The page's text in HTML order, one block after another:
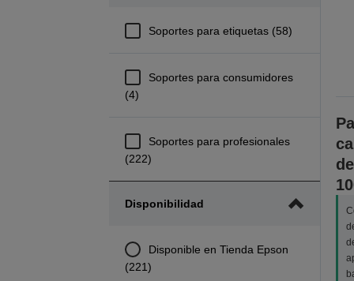
Soportes para etiquetas (58)
Soportes para consumidores
(4)
Soportes para profesionales
(222)
Disponibilidad
Disponible en Tienda Epson
(221)